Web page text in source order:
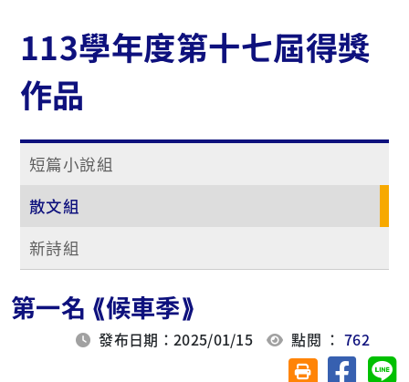
113學年度第十七屆得獎
作品
短篇小說組
散文組
新詩組
第一名 ⟪候車季⟫
發布日期：2025/01/15 點閱 ：762
友善列印(另開視
分享至